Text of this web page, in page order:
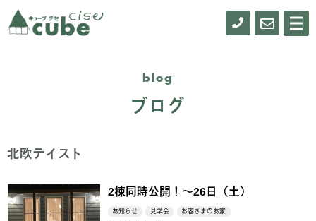
メ
ニ
0155- お
blog
ブログ
北欧テイスト
2棟同時公開！～26日（土）
お知らせ 見学会 お客さまのお家